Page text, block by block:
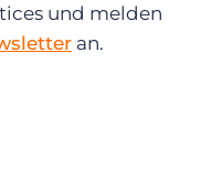
und melden
an.